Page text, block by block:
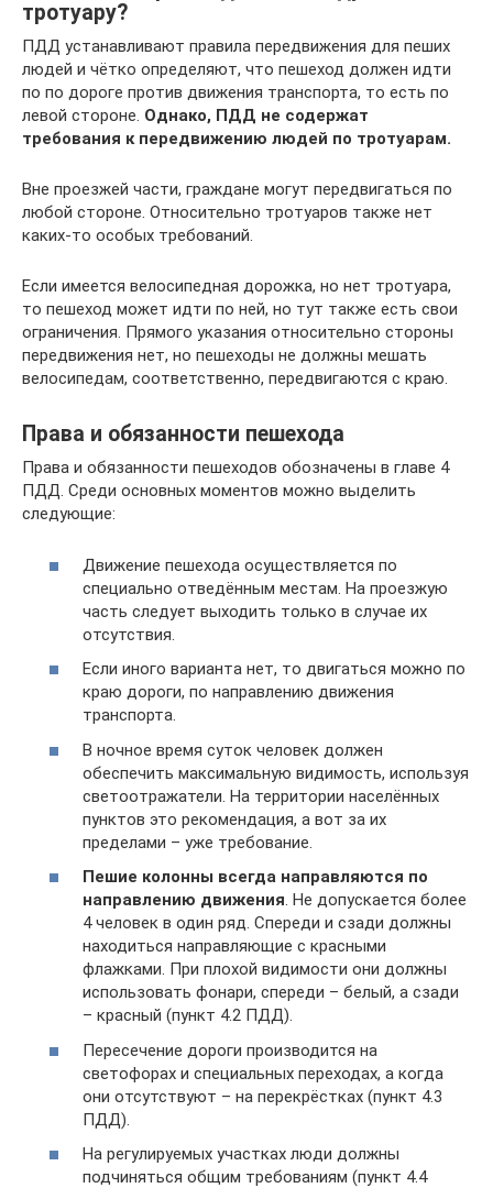
тротуару?
ПДД устанавливают правила передвижения для пеших
людей и чётко определяют, что пешеход должен идти
по по дороге против движения транспорта, то есть по
левой стороне. Однако, ПДД не содержат
требования к передвижению людей по тротуарам.
Вне проезжей части, граждане могут передвигаться по
любой стороне. Относительно тротуаров также нет
каких-то особых требований.
Если имеется велосипедная дорожка, но нет тротуара,
то пешеход может идти по ней, но тут также есть свои
ограничения. Прямого указания относительно стороны
передвижения нет, но пешеходы не должны мешать
велосипедам, соответственно, передвигаются с краю.
Права и обязанности пешехода
Права и обязанности пешеходов обозначены в главе 4
ПДД. Среди основных моментов можно выделить
следующие:
Движение пешехода осуществляется по
специально отведённым местам. На проезжую
часть следует выходить только в случае их
отсутствия.
Если иного варианта нет, то двигаться можно по
краю дороги, по направлению движения
транспорта.
В ночное время суток человек должен
обеспечить максимальную видимость, используя
светоотражатели. На территории населённых
пунктов это рекомендация, а вот за их
пределами – уже требование.
Пешие колонны всегда направляются по
направлению движения. Не допускается более
4 человек в один ряд. Спереди и сзади должны
находиться направляющие с красными
флажками. При плохой видимости они должны
использовать фонари, спереди – белый, а сзади
– красный (пункт 4.2 ПДД).
Пересечение дороги производится на
светофорах и специальных переходах, а когда
они отсутствуют – на перекрёстках (пункт 4.3
ПДД).
На регулируемых участках люди должны
подчиняться общим требованиям (пункт 4.4